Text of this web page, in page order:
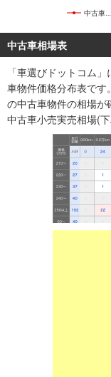
中古車…
中古車相場表
「車選びドットコム
車物件価格分布表で
の中古車物件の相場が
中古車小売実売相場(